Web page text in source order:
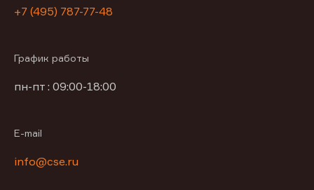
+7 (495) 787-77-48
График работы
пн-пт : 09:00-18:00
E-mail
info@cse.ru